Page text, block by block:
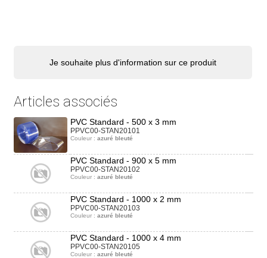
Je souhaite plus d'information sur ce produit
Articles associés
PVC Standard - 500 x 3 mm
PPVC00-STAN20101
Couleur : azuré bleuté
PVC Standard - 900 x 5 mm
PPVC00-STAN20102
Couleur : azuré bleuté
PVC Standard - 1000 x 2 mm
PPVC00-STAN20103
Couleur : azuré bleuté
PVC Standard - 1000 x 4 mm
PPVC00-STAN20105
Couleur : azuré bleuté